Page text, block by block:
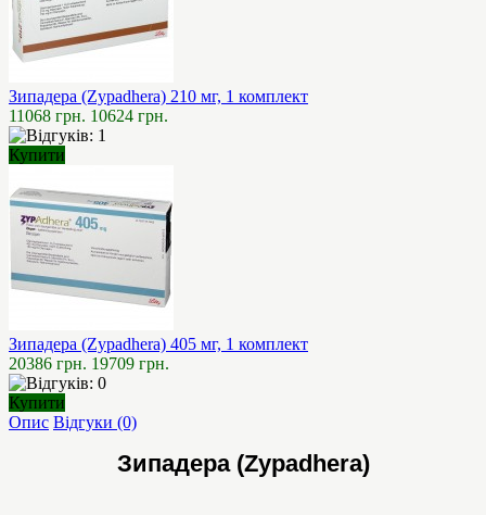
Зипадера (Zypadhera) 210 мг, 1 комплект
11068 грн. 10624 грн.
Купити
Зипадера (Zypadhera) 405 мг, 1 комплект
20386 грн. 19709 грн.
Купити
Опис Відгуки (0)
Зипадера (Zypadhera)